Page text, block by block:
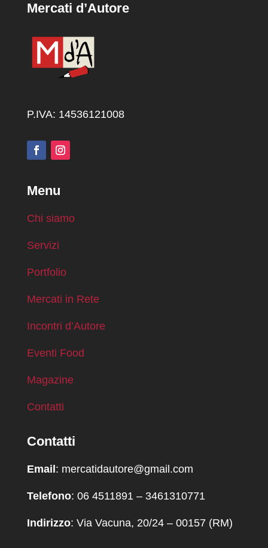
Mercati d’Autore
P.IVA: 14536121008
Menu
Chi siamo
Servizi
Portfolio
Mercati in Rete
Incontri d’Autore
Eventi Food
Magazine
Contatti
Contatti
Email : mercatidautore@gmail.com
Telefono: 06 4511891 – 3461310771
Indirizzo: Via Vacuna, 20/24 – 00157 (RM)